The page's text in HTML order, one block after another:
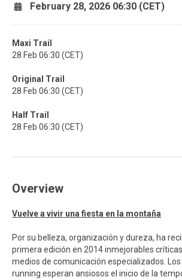
February 28, 2026 06:30 (CET)
Maxi Trail
28 Feb 06:30 (CET)
Original Trail
28 Feb 06:30 (CET)
Half Trail
28 Feb 06:30 (CET)
Overview
Vuelve a vivir una fiesta en la montaña
Por su belleza, organización y dureza, ha
primera edición en 2014 inmejorables
medios de comunicación especializados.
running esperan ansiosos el inicio de la